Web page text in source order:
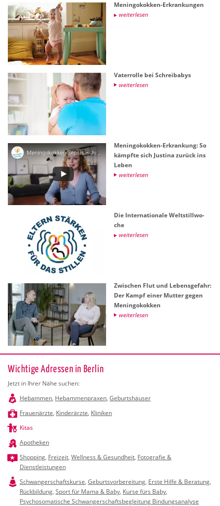
Me­nin­go­kok­ken-Er­kran­kun­gen
wei­ter­le­sen
Va­ter­rol­le bei Schreiba­bys
wei­ter­le­sen
Me­nin­go­kok­ken-Er­kran­kung: So
kämpf­te sich Jus­ti­na zu­rück ins
Leben
wei­ter­le­sen
Die In­ter­na­tio­na­le Welt­still­wo­
che
wei­ter­le­sen
Zwi­schen Flut und Le­bens­ge­fahr:
Der Kampf einer Mut­ter gegen
Me­nin­go­kok­ken
wei­ter­le­sen
Wichtige Adressen in Berlin
Jetzt in Ihrer Nähe suchen:
Hebammen, Hebammenpraxen, Geburtshäuser
Frauenärzte, Kinderärzte, Kliniken
Kitas
Apotheken
Shopping, Freizeit, Wellness & Gesundheit, Fotografie &
Dienstleistungen
Schwangerschaftskurse, Geburtsvorbereitung, Erste Hilfe & Beratung,
Rückbildung, Sport für Mama & Baby, Kurse fürs Baby,
Psychosomatische Schwangerschaftsbegleitung Bindungsanalyse